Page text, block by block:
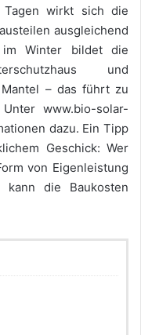
Tagen wirkt sich die
ausgleichend
im Winter bildet die
und
– das führt zu
www.bio-solar-
dazu. Ein Tipp
Geschick: Wer
von Eigenleistung
die Baukosten